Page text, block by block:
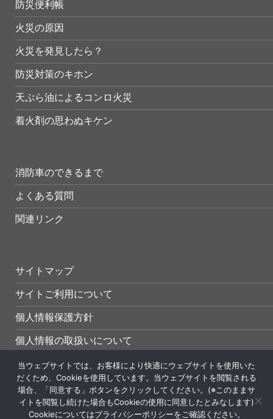
防災便利帳
火災の原因
火災を発見したら？
防災対策のキホン
天ぷら油によるコンロ火災
着火剤の思わぬキケン
消防車のできるまで
よくある質問
関連リンク
サイトマップ
サイトご利用について
個人情報保護方針
個人情報の取扱いについて
当ウェブサイトでは、お客様により快適にウェブサイトを使用いた
だくため、Cookieを使用しています。当ウェブサイトを閲覧される
場合、「同意する」ボタンをクリックしてください。(※このままサ
イトを閲覧し続けた場合もCookieの使用に同意したとみなします)
Cookieについてはプライバシーポリシーをご確認ください。